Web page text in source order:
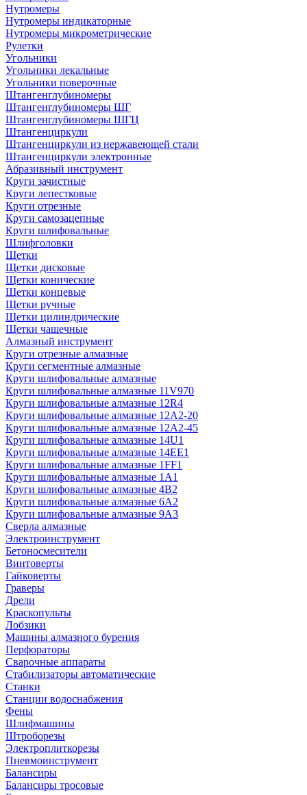
Нутромеры
Нутромеры индикаторные
Нутромеры микрометрические
Рулетки
Угольники
Угольники лекальные
Угольники поверочные
Штангенглубиномеры
Штангенглубиномеры ШГ
Штангенглубиномеры ШГЦ
Штангенциркули
Штангенциркули из нержавеющей стали
Штангенциркули электронные
Абразивный инструмент
Круги зачистные
Круги лепестковые
Круги отрезные
Круги самозацепные
Круги шлифовальные
Шлифголовки
Щетки
Щетки дисковые
Щетки конические
Щетки концевые
Щетки ручные
Щетки цилиндрические
Щетки чашечные
Алмазный инструмент
Круги отрезные алмазные
Круги сегментные алмазные
Круги шлифовальные алмазные
Круги шлифовальные алмазные 11V970
Круги шлифовальные алмазные 12R4
Круги шлифовальные алмазные 12А2-20
Круги шлифовальные алмазные 12А2-45
Круги шлифовальные алмазные 14U1
Круги шлифовальные алмазные 14ЕЕ1
Круги шлифовальные алмазные 1FF1
Круги шлифовальные алмазные 1А1
Круги шлифовальные алмазные 4В2
Круги шлифовальные алмазные 6A2
Круги шлифовальные алмазные 9А3
Сверла алмазные
Электроинструмент
Бетоносмесители
Винтоверты
Гайковерты
Граверы
Дрели
Краскопульты
Лобзики
Машины алмазного бурения
Перфораторы
Сварочные аппараты
Стабилизаторы автоматические
Станки
Станции водоснабжения
Фены
Шлифмашины
Штроборезы
Электроплиткорезы
Пневмоинструмент
Балансиры
Балансиры тросовые